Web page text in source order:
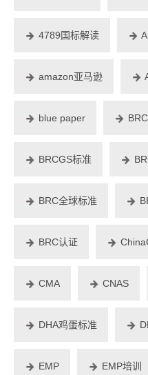
4789国标解读
amazon亚马逊
blue paper
BRCGS标准
BRC全球标准
BRC认证
CMA CNAS
DHA鸡蛋标准
EMP EMP培训